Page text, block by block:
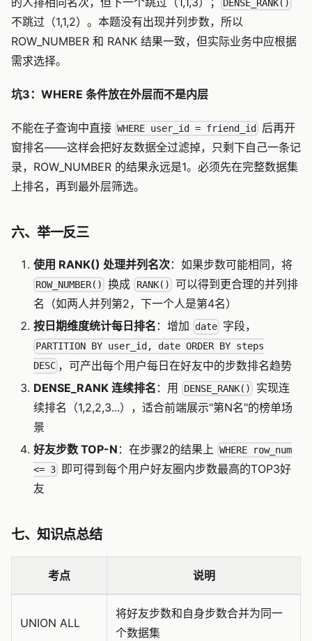
DENSE_RANK()
不跳过（1,1,2）。本题没有出现并列步数，所以
ROW_NUMBER 和 RANK 结果一致，但实际业务中应根据
需求选择。
坑3：WHERE 条件放在外层而不是内层
不能在子查询中直接 WHERE user_id = friend_id
后再开
窗排名——这样会把好友数据全过滤掉，只剩下自己一条记
录，ROW_NUMBER 的结果永远是1。必须先在完整数据集
上排名，再到最外层筛选。
六、举一反三
使用 RANK() 处理并列名次：如果步数可能相同，将
ROW_NUMBER() 换成 RANK()
可以得到更合理的并列排
名（如两人并列第2，下一个人是第4名）
按日期维度统计每日排名 ：增加 date 字段，
PARTITION BY user_id, date ORDER BY steps
DESC ，可产出每个用户每日在好友中的步数排名趋势
DENSE_RANK 连续排名 ：用 DENSE_RANK()
实现连
续排名（1,2,2,3...），适合前端展示"第N名"的榜单场
景
好友步数 TOP-N ：在步骤2的结果上
WHERE row_num
<= 3 即可得到每个用户好友圈内步数最高的TOP3好
友
七、知识点总结
考点 说明
UNION ALL
将好友步数和自身步数合并为同一
个数据集